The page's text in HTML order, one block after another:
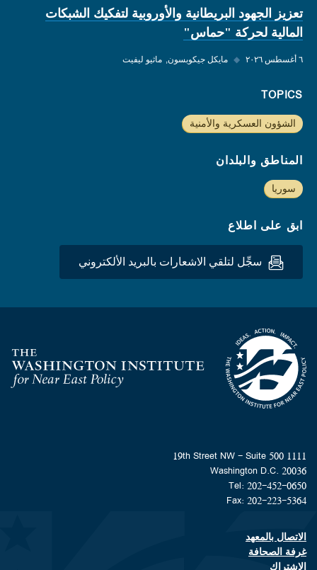
تعزيز الجهود البريطانية والأوروبية لتفكيك الشبكات
المالية لحركة "حماس"
٦ أغسطس ٢٠٢٦ ◆ مايكل جيكوبسون ماثيو ليفيت
TOPICS
الشؤون العسكرية والأمنية
المناطق والبلدان
سوريا
ابق على اطلاع
سجِّل لتلقي الاشعارات بالبريد الألكتروني
Homepage
1111 19th Street NW - Suite 500
Washington D.C. 20036
Tel: 202-452-0650
Fax: 202-223-5364
Footer contact links
الاتصال بالمعهد
غرفة الصحافة
الاشتراك